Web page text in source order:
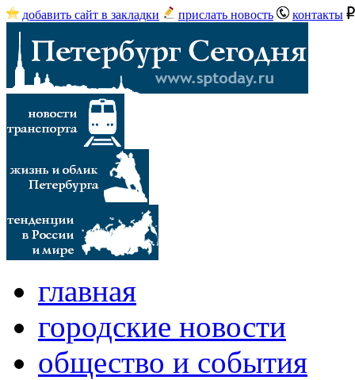
добавить сайт в закладки прислать новость контакты
главная
городские новости
общество и события